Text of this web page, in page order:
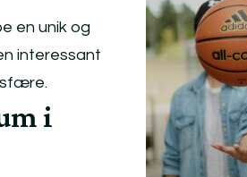
en unik og
interessant
i